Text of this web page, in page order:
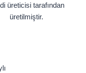
üreticisi tarafından
üretilmiştir.